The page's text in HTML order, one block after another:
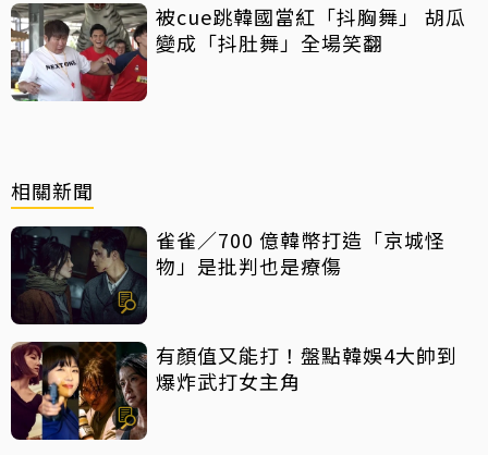
被cue跳韓國當紅「抖胸舞」 胡瓜
變成「抖肚舞」全場笑翻
相關新聞
雀雀／700 億韓幣打造「京城怪
物」是批判也是療傷
有顏值又能打！盤點韓娛4大帥到
爆炸武打女主角